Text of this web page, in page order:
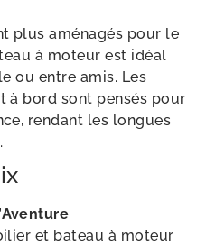
plus aménagés pour le
à moteur est idéal
ou entre amis. Les
à bord sont pensés pour
rendant les longues
et bateau à moteur